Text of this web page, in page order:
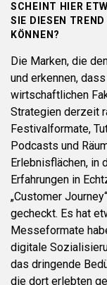
SCHEINT HIER
SIE DIESEN
KÖNNEN?
Die Marken, die
und erkennen,
wirtschaftlichen
Strategien derzeit
Festivalformate,
Podcasts und
Erlebnisflächen, in
Erfahrungen in
„Customer
gecheckt. Es hat
Messeformate
digitale
das dringende
die dort erlebten